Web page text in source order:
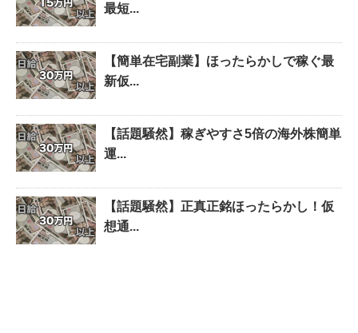
最短...
【簡単在宅副業】ほったらかしで稼ぐ最
新仮...
【話題騒然】稼ぎやすさ5倍の海外株簡単
運...
【話題騒然】正真正銘ほったらかし！仮
想通...